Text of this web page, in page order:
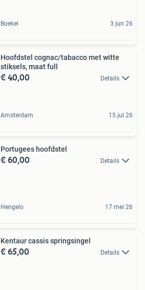
Boekel 3 jun 26
Hoofdstel cognac/tabacco met witte
stiksels, maat full
€ 40,00 Details
Amsterdam 15 jul 26
Portugees hoofdstel
€ 60,00 Details
Hengelo 17 mei 26
Kentaur cassis springsingel
€ 65,00 Details